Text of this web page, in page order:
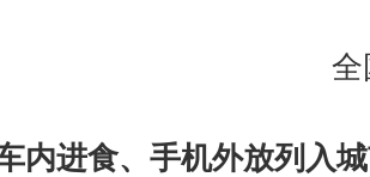
全国
进食、手机外放列入城